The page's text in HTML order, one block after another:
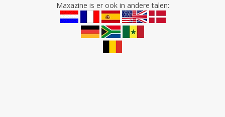
Maxazine is er ook in andere talen: